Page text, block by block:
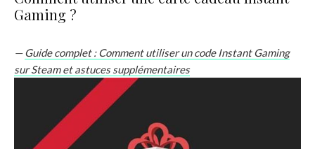
Gaming ?
—Guide complet : Comment utiliser un code Instant Gaming
sur Steam et astuces supplémentaires